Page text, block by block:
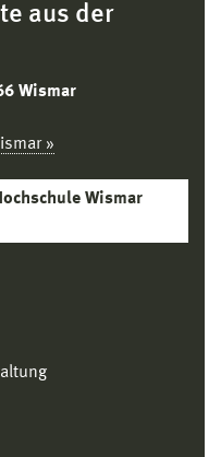
aus der
Wismar
»
Wismar